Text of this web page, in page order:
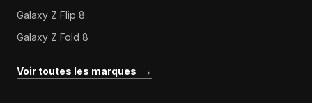
Galaxy Z Flip 8
Galaxy Z Fold 8
Voir toutes les marques →